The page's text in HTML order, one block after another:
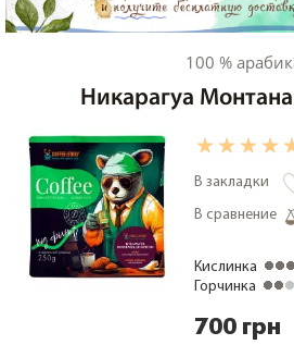
100 %
Никарагуа
В закладки
В сравнение
Кислинка
Горчинка
700 грн